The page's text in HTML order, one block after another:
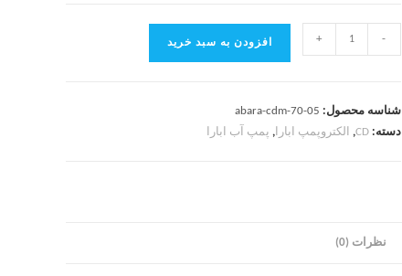
-
+ افزودن به سبد خرید
شناسه محصول: abara-cdm-70-05
دسته:CD
, الکتروپمپ ابارا, پمپ آب ابارا
نظرات (0)